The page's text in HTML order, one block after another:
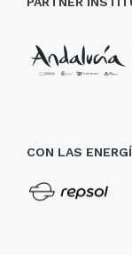
CON LAS